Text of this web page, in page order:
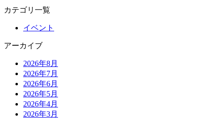
カテゴリ一覧
イベント
アーカイブ
2026年8月
2026年7月
2026年6月
2026年5月
2026年4月
2026年3月